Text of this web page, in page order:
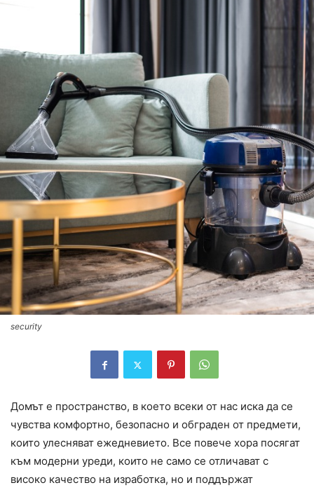
security
Домът е пространство, в което всеки от нас иска да се
чувства комфортно, безопасно и обграден от предмети,
които улесняват ежедневието. Все повече хора посягат
към модерни уреди, които не само се отличават с
високо качество на изработка, но и поддържат